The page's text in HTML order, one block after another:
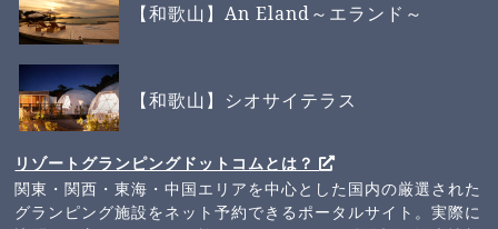
【和歌山】An Eland～エランド～
【和歌山】シオサイテラス
リゾートグランピングドットコムとは？
関東・関西・東海・中国エリアを中心とした国内の厳選された
グランピング施設をネット予約できるポータルサイト。実際に